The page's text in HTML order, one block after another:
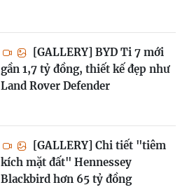
[GALLERY] BYD Ti 7 mới
gần 1,7 tỷ đồng, thiết kế đẹp như
Land Rover Defender
[GALLERY] Chi tiết "tiêm
kích mặt đất" Hennessey
Blackbird hơn 65 tỷ đồng